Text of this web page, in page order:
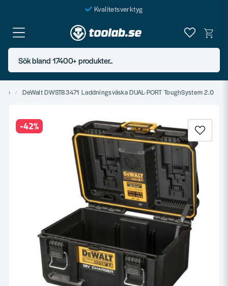
Kvalitetsverktyg
Fraktfritt över 999 SEK*
En järnhandel för alla
Butik i Göteborg
Sök bland 17400+ produkter..
DeWalt DWST83471 Laddningsväska DUAL-PORT ToughSystem 2.0
-42%